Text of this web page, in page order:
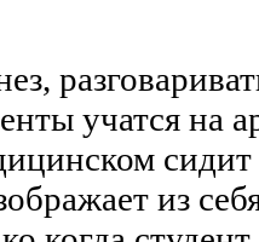
учатся на
сидит
из